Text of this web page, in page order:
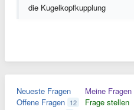
die Kugelkopfkupplung
Neueste Fragen
Offene Fragen 12
Meine Fragen
Frage stellen